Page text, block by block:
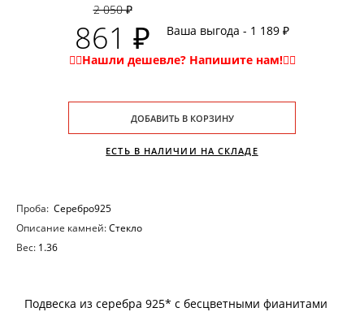
2 050 ₽
861 ₽ Ваша выгода - 1 189 ₽
ДОБАВИТЬ В КОРЗИНУ
ЕСТЬ В НАЛИЧИИ НА СКЛАДЕ
Проба: Серебро925
Описание камней:Стекло
Вес: 1.36
Подвеска из серебра 925* с бесцветными фианитами